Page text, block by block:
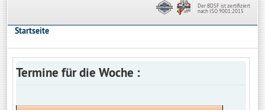
Der BDSF ist zertifiziert
nach ISO 9001:2015
Startseite
Termine für die Woche :